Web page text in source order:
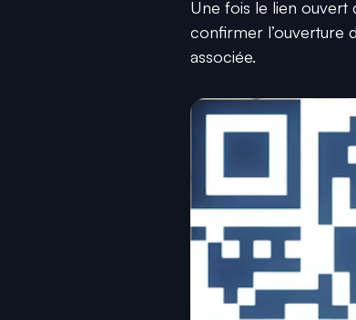
Une fois le lien ouvert
confirmer l’ouverture
associée.